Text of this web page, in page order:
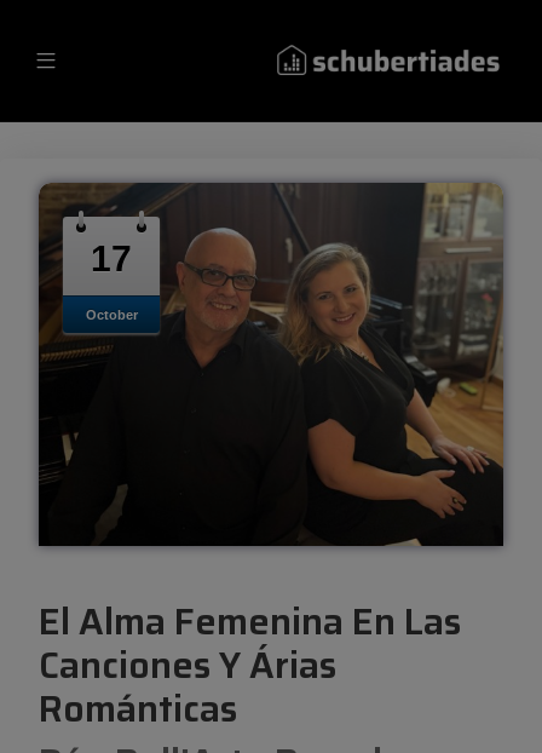
17
October
El Alma Femenina En Las
Canciones Y Árias
Románticas